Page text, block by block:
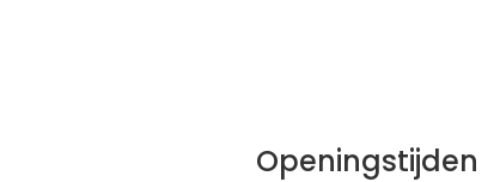
Openingstijden